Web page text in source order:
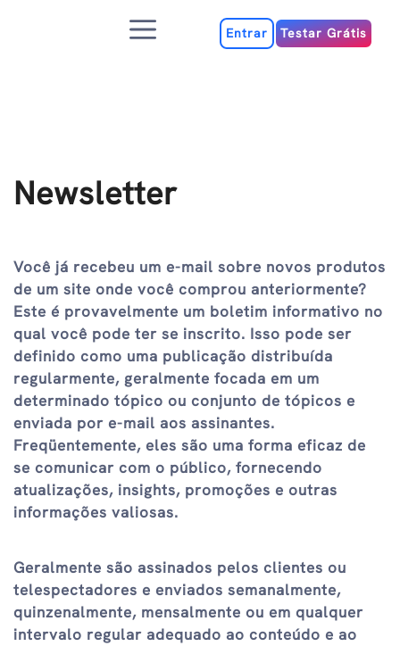
MenuEntrar Testar Grátis
Newsletter
Você já recebeu um e-mail sobre novos produtos
de um site onde você comprou anteriormente?
Este é provavelmente um boletim informativo no
qual você pode ter se inscrito. Isso pode ser
definido como uma publicação distribuída
regularmente, geralmente focada em um
determinado tópico ou conjunto de tópicos e
enviada por e-mail aos assinantes.
Freqüentemente, eles são uma forma eficaz de
se comunicar com o público, fornecendo
atualizações, insights, promoções e outras
informações valiosas.
Geralmente são assinados pelos clientes ou
telespectadores e enviados semanalmente,
quinzenalmente, mensalmente ou em qualquer
intervalo regular adequado ao conteúdo e ao